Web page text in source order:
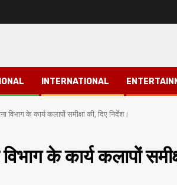
INTERNATIONAL
विभाग के कार्य कलापों समीक्षा की, दिए निर्देश।
के कार्य कलापों